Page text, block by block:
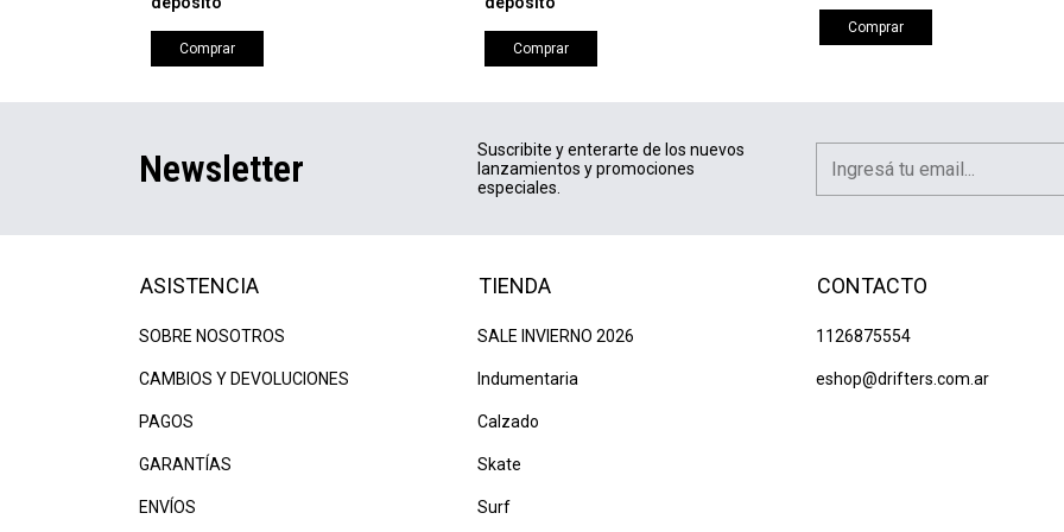
Comprar Comprar
Comprar
Newsletter
Suscribite y enterarte de los nuevos
lanzamientos y promociones
especiales.
ASISTENCIA
SOBRE NOSOTROS
CAMBIOS Y DEVOLUCIONES
PAGOS
GARANTÍAS
ENVÍOS
TIENDA
SALE INVIERNO 2026
Indumentaria
Calzado
Skate
Surf
CONTACTO
1126875554
eshop@drifters.com.ar